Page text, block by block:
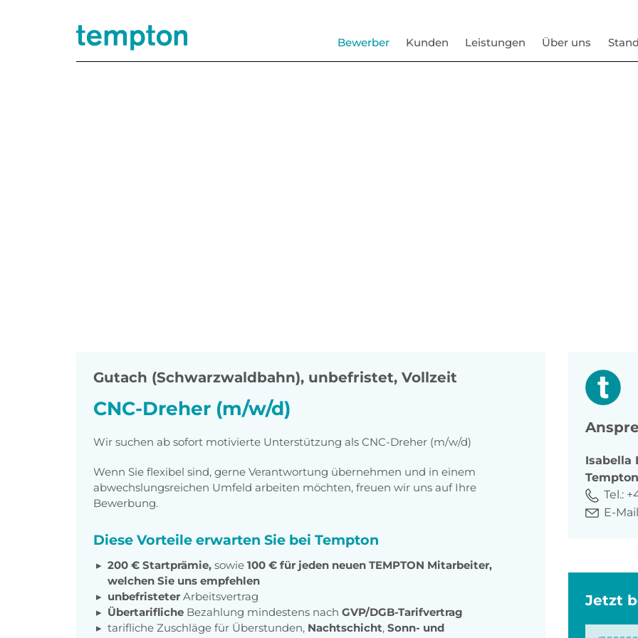
Bewerber Kunden Leistungen Über uns
Gutach (Schwarzwaldbahn), unbefristet, Vollzeit
CNC-Dreher (m/w/d)
Wir suchen ab sofort motivierte Unterstützung als CNC-Dreher (m/w/d)
Wenn Sie flexibel sind, gerne Verantwortung übernehmen und in einem
abwechslungsreichen Umfeld arbeiten möchten, freuen wir uns auf Ihre
Bewerbung.
Diese Vorteile erwarten Sie bei Tempton
200 € Startprämie, sowie 100 € für jeden neuen TEMPTON Mitarbeiter,
welchen Sie uns empfehlen
unbefristeter Arbeitsvertrag
Übertarifliche Bezahlung mindestens nach GVP/DGB-Tarifvertrag
tarifliche Zuschläge für Überstunden, Nachtschicht, Sonn- und
Isabella
Tempton
Tel.:
E-
Jetzt